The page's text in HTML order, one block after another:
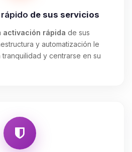
de sus servicios
activación rápida de sus
y automatización le
y centrarse en su